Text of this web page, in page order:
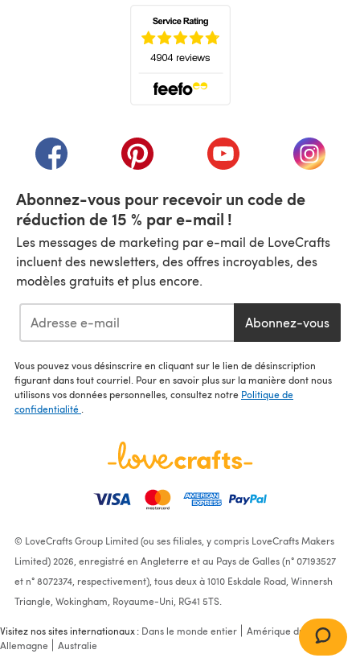
(s'ouvre dans un nouvel onglet)
(s'ouvre dans un nouvel onglet)
(s'ouvre dans un(s'ouvre
Abonnez-vous pour recevoir un code de
réduction de 15 % par e-mail !
Les messages de marketing par e-mail de LoveCrafts
incluent des newsletters, des offres incroyables, des
modèles gratuits et plus encore.
Abonnez-vous
Vous pouvez vous désinscrire en cliquant sur le lien de désinscription
figurant dans tout courriel. Pour en savoir plus sur la manière dont nous
utilisons vos données personnelles, consultez notre Politique de
confidentialité
© LoveCrafts Group Limited (ou ses filiales, y compris LoveCrafts Makers
Limited) 2026, enregistré en Angleterre et au Pays de Galles (n° 07193527
et n° 8072374, respectivement), tous deux à 1010 Eskdale Road, Winnersh
Triangle, Wokingham, Royaume-Uni, RG41 5TS.
Visitez nos sites internationaux : Dans le monde entier
Amérique du Nord
Allemagne
Australie